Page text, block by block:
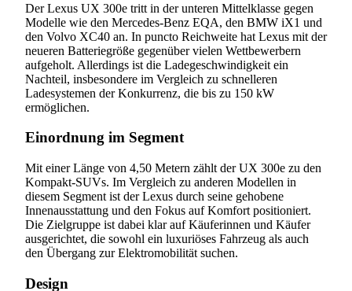
Der Lexus UX 300e tritt in der unteren Mittelklasse gegen
Modelle wie den Mercedes-Benz EQA, den BMW iX1 und
den Volvo XC40 an. In puncto Reichweite hat Lexus mit der
neueren Batteriegröße gegenüber vielen Wettbewerbern
aufgeholt. Allerdings ist die Ladegeschwindigkeit ein
Nachteil, insbesondere im Vergleich zu schnelleren
Ladesystemen der Konkurrenz, die bis zu 150 kW
ermöglichen.
Einordnung im Segment
Mit einer Länge von 4,50 Metern zählt der UX 300e zu den
Kompakt-SUVs. Im Vergleich zu anderen Modellen in
diesem Segment ist der Lexus durch seine gehobene
Innenausstattung und den Fokus auf Komfort positioniert.
Die Zielgruppe ist dabei klar auf Käuferinnen und Käufer
ausgerichtet, die sowohl ein luxuriöses Fahrzeug als auch
den Übergang zur Elektromobilität suchen.
Design